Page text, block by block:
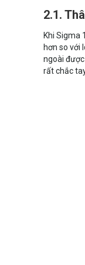
2.1.
Khi Sigma
hơn so với
ngoài
rất chắc